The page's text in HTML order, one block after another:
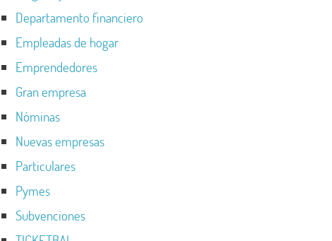
Departamento financiero
Empleadas de hogar
Emprendedores
Gran empresa
Nóminas
Nuevas empresas
Particulares
Pymes
Subvenciones